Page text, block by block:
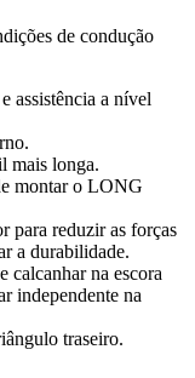
de condução
assistência a nível
mais longa.
montar o LONG
para reduzir as forças
a durabilidade.
calcanhar na escora
independente na
traseiro.